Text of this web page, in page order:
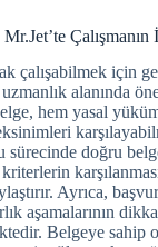
Çalışmanın
çalışabilmek için
uzmanlık alanında
hem yasal
sürecinde doğru
Ayrıca,
aşamalarının
Belgeye sahip